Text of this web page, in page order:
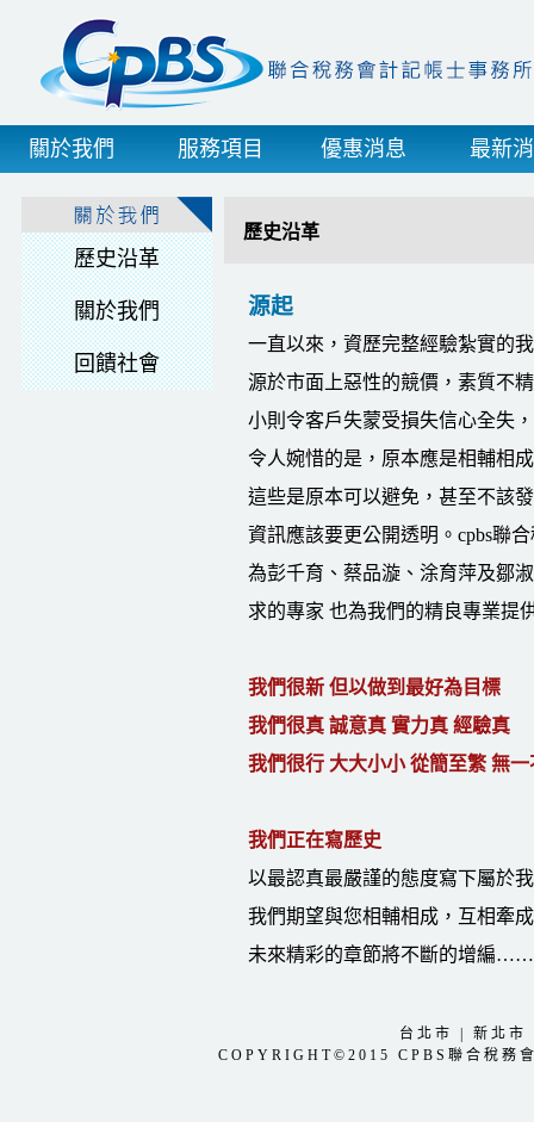
關於我們 服務項目 優惠消息 最新
歷史沿革
關於我們
回饋社會
歷史沿革
源起
一直以來，資歷完整經驗紮實的
源於市面上惡性的競價，素質不
小則令客戶失蒙受損失信心全失
令人婉惜的是，原本應是相輔相
這些是原本可以避免，甚至不該
資訊應該要更公開透明。cpbs聯
為彭千育、蔡品漩、涂育萍及鄒
求的專家 也為我們的精良專業提
我們很新 但以做到最好為目標
我們很真 誠意真 實力真 經驗真
我們很行 大大小小 從簡至繁 無一
我們正在寫歷史
以最認真最嚴謹的態度寫下屬於
我們期望與您相輔相成，互相牽
未來精彩的章節將不斷的增編……
台北市 新北市
COPYRIGHT©2015 CPBS聯合稅務